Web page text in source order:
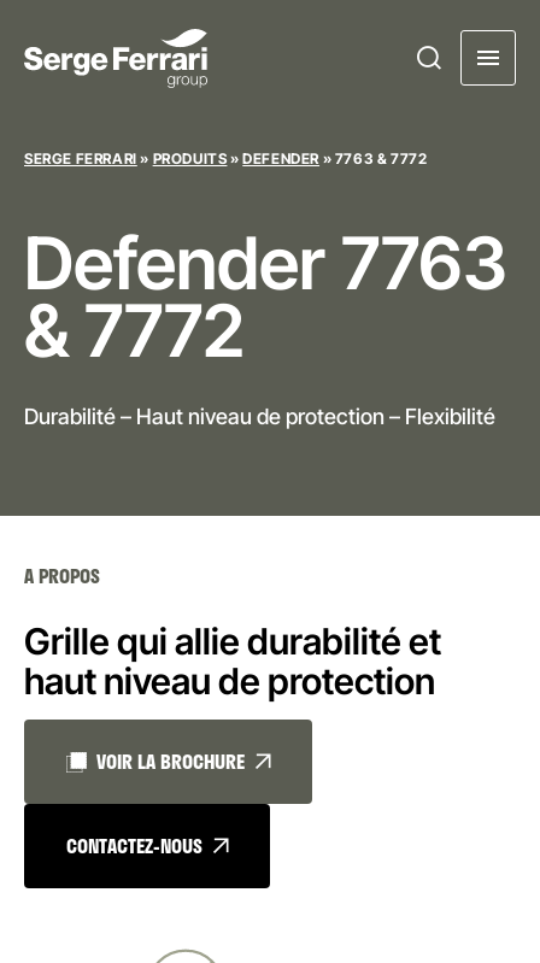
SERGE FERRARI » PRODUITS»DEFENDER » 7763 & 7772
Defender7763
& 7772
Durabilité – Haut niveau de protection – Flexibilité
A PROPOS
Grille qui allie durabilité et
haut niveau de protection
VOIR LA BROCHURE
CONTACTEZ-NOUS